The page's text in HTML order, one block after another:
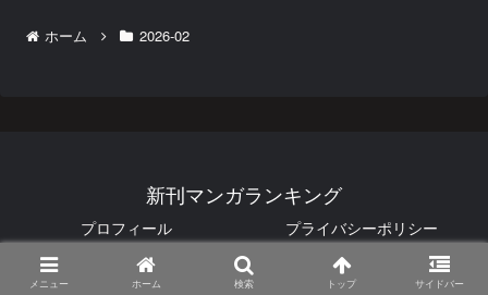
ホーム 2026-02
新刊マンガランキング
プロフィール
プライバシーポリシー
© 2025 新刊マンガランキング.
メニュー ホーム 検索 トップ サイドバー